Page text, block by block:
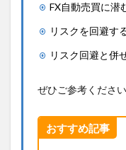
FX自動売買に潜
リスクを回避す
リスク回避と併
ぜひご参考ください
おすすめ記事